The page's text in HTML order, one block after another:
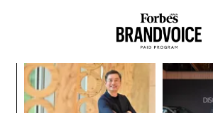
決定、予知保全、軌道上からのリアル
にすることで、衛星運用を効率化して
量子技術は、安全な通信と計算能力の
ータ処理とセンシングに革命をもたら
宇宙太陽光発電、軌道上製造技術、先